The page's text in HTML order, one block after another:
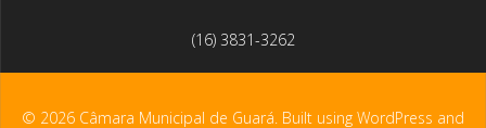
(16) 3831-3262
© 2026 Câmara Municipal de Guará. Built using WordPress and